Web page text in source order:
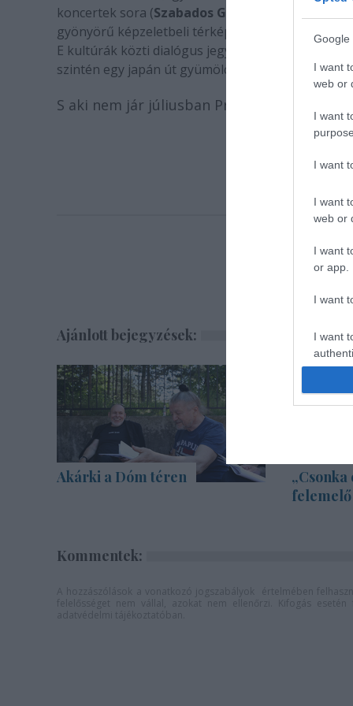
Google
I want
web or
I want
I want
I want
web or
I want
or app.
I want
I want
koncertek sora (Szabados György
gyönyörű képzeletbeli térképén az előadások
E kultúrák közti dialógus jegyében a jövő évi
szintén egy japán út gyümölcse, ottani
S aki nem jár júliusban Provence-ban,
Ajánlott bejegyzések:
Akárki a Dóm téren
Kommentek: